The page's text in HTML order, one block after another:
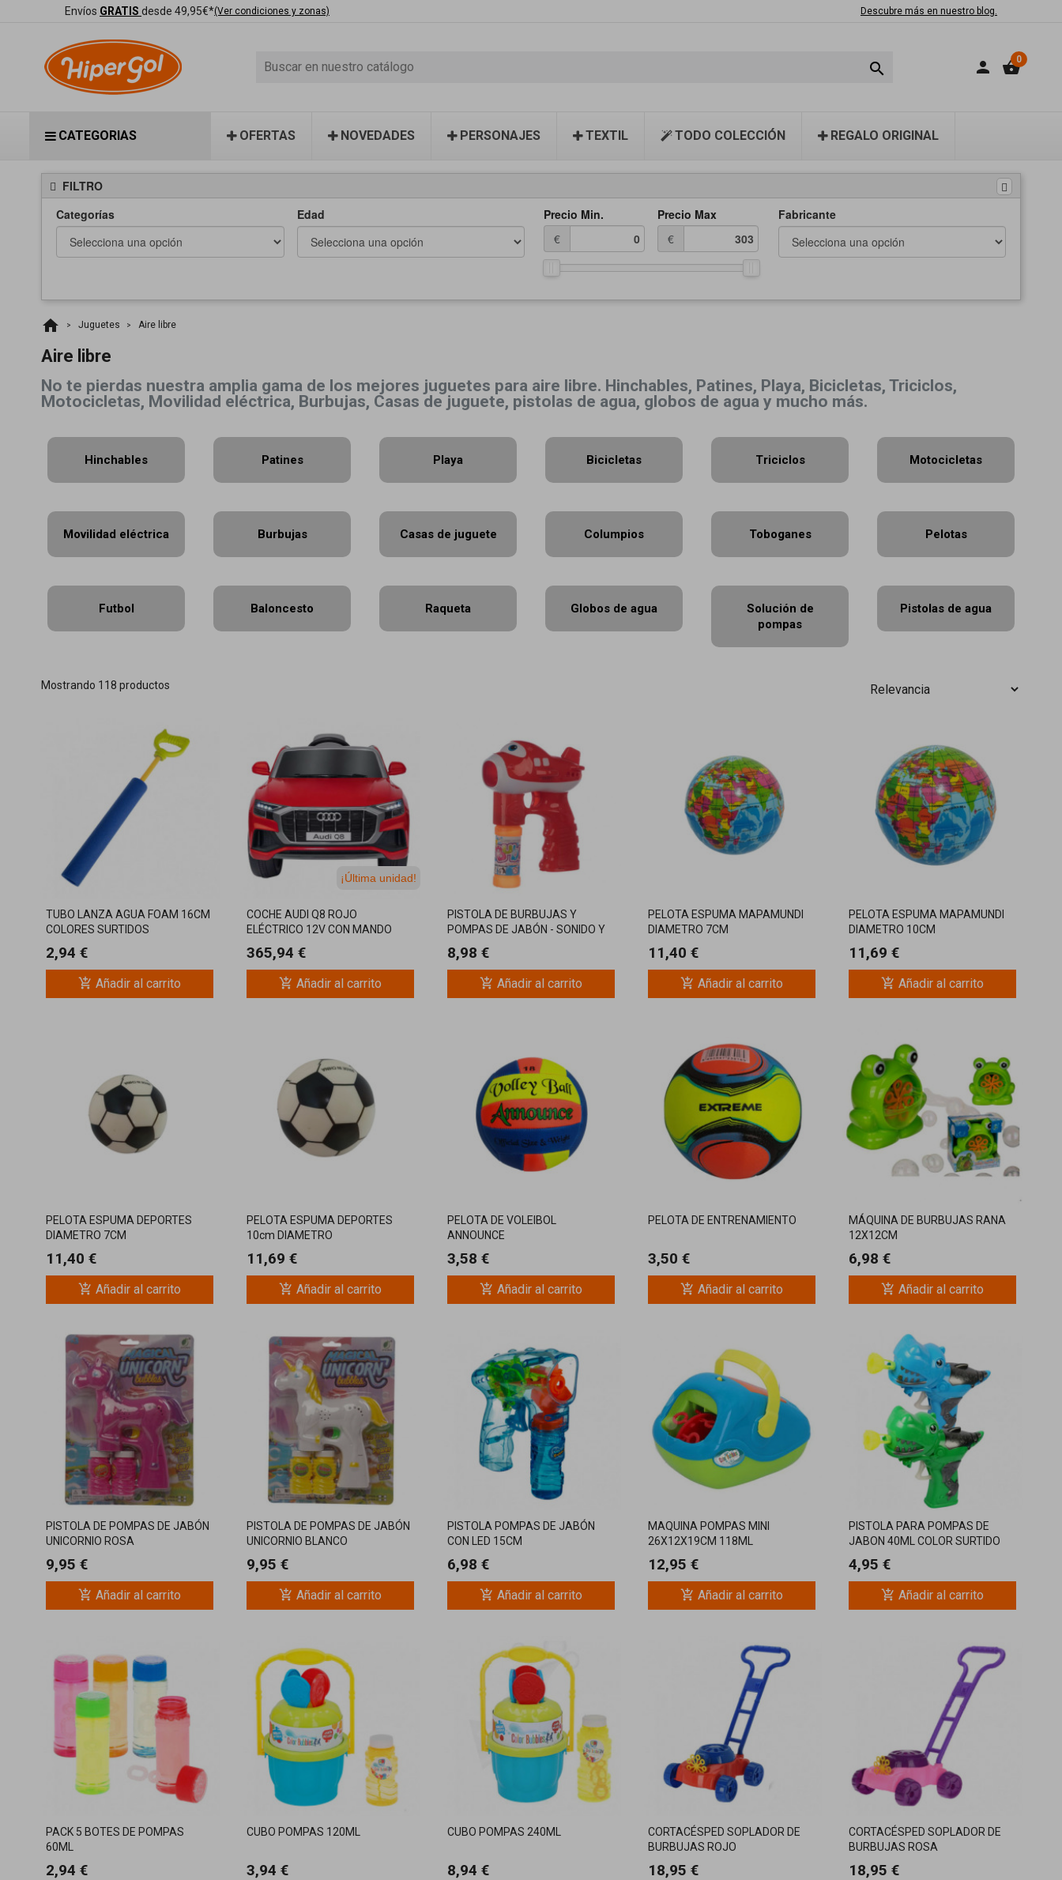
Envíos GRATIS desde 49,95€*(Ver condiciones y zonas) Descubre más en nuestro blog.
 person shopping_basket0
CATEGORIAS OFERTAS NOVEDADES PERSONAJES TEXTIL TODO COLECCIÓN REGALO ORIGINAL
FILTRO
Categorías
Edad
Precio Min.
€
Precio Max
€
Fabricante
home Juguetes Aire libre
Aire libre
No te pierdas nuestra amplia gama de los mejores juguetes para aire libre. Hinchables, Patines, Playa, Bicicletas, Triciclos,
Motocicletas, Movilidad eléctrica, Burbujas, Casas de juguete, pistolas de agua, globos de agua y mucho más.
Hinchables Patines Playa Bicicletas Triciclos Motocicletas
Movilidad eléctrica Burbujas Casas de juguete Columpios Toboganes Pelotas
Futbol Baloncesto Raqueta Globos de agua
Solución de
pompas
Pistolas de agua
Mostrando 118 productos
TUBO LANZA AGUA FOAM 16CM
COLORES SURTIDOS
2,94 €
add_shopping_cart Añadir al carrito
¡Última unidad!
COCHE AUDI Q8 ROJO
ELÉCTRICO 12V CON MANDO
365,94 €
add_shopping_cart Añadir al carrito
PISTOLA DE BURBUJAS Y
POMPAS DE JABÓN - SONIDO Y
8,98 €
add_shopping_cart Añadir al carrito
PELOTA ESPUMA MAPAMUNDI
DIAMETRO 7CM
11,40 €
add_shopping_cart Añadir al carrito
PELOTA ESPUMA MAPAMUNDI
DIAMETRO 10CM
11,69 €
add_shopping_cart Añadir al carrito
PELOTA ESPUMA DEPORTES
DIAMETRO 7CM
11,40 €
add_shopping_cart Añadir al carrito
PELOTA ESPUMA DEPORTES
10cm DIAMETRO
11,69 €
add_shopping_cart Añadir al carrito
PELOTA DE VOLEIBOL
ANNOUNCE
3,58 €
add_shopping_cart Añadir al carrito
PELOTA DE ENTRENAMIENTO
3,50 €
add_shopping_cart Añadir al carrito
MÁQUINA DE BURBUJAS RANA
12X12CM
6,98 €
add_shopping_cart Añadir al carrito
PISTOLA DE POMPAS DE JABÓN
UNICORNIO ROSA
9,95 €
add_shopping_cart Añadir al carrito
PISTOLA DE POMPAS DE JABÓN
UNICORNIO BLANCO
9,95 €
add_shopping_cart Añadir al carrito
PISTOLA POMPAS DE JABÓN
CON LED 15CM
6,98 €
add_shopping_cart Añadir al carrito
MAQUINA POMPAS MINI
26X12X19CM 118ML
12,95 €
add_shopping_cart Añadir al carrito
PISTOLA PARA POMPAS DE
JABON 40ML COLOR SURTIDO
4,95 €
add_shopping_cart Añadir al carrito
PACK 5 BOTES DE POMPAS
60ML
2,94 €
CUBO POMPAS 120ML
3,94 €
CUBO POMPAS 240ML
8,94 €
CORTACÉSPED SOPLADOR DE
BURBUJAS ROJO
18,95 €
CORTACÉSPED SOPLADOR DE
BURBUJAS ROSA
18,95 €